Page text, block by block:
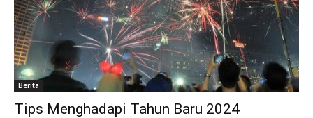
Berita
Tips Menghadapi Tahun Baru 2024